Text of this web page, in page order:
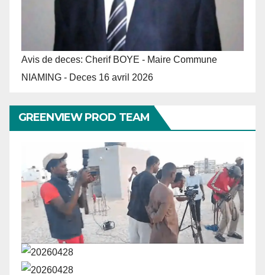
Avis de deces: Cherif BOYE - Maire Commune
NIAMING - Deces 16 avril 2026
GREENVIEW PROD TEAM